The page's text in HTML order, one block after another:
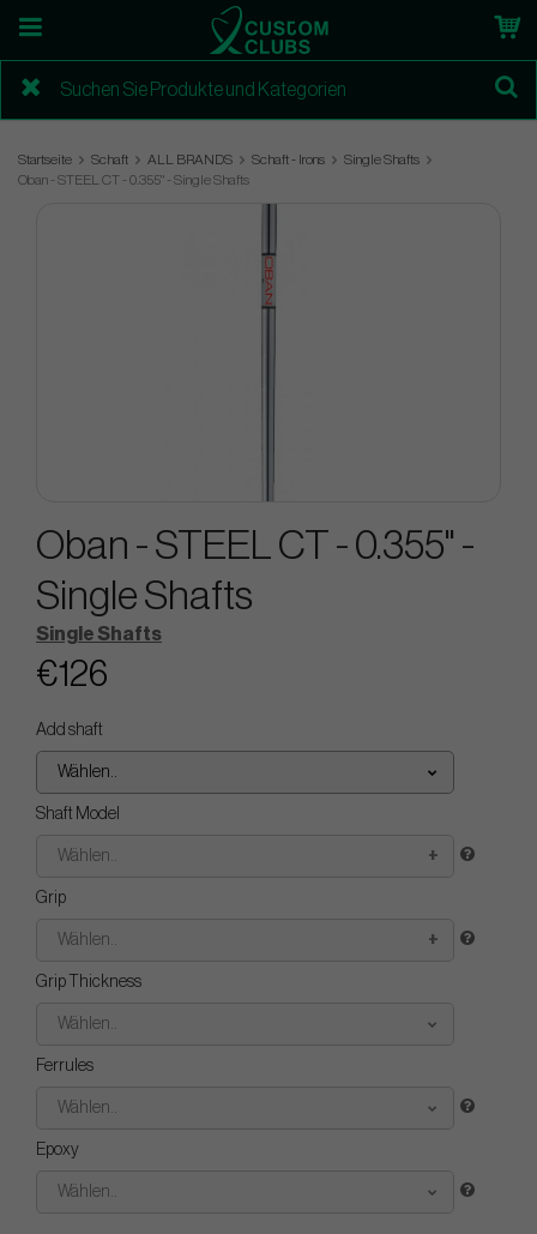
Startseite Schaft ALL BRANDS Schaft - Irons
Single Shafts
Oban - STEEL CT - 0.355" - Single Shafts
Oban - STEEL CT - 0.355" -
Single Shafts
Single Shafts
€126
Add shaft
Wählen..
Shaft Model
Wählen..
Grip
Wählen..
Grip Thickness
Wählen..
Ferrules
Wählen..
Epoxy
Wählen..